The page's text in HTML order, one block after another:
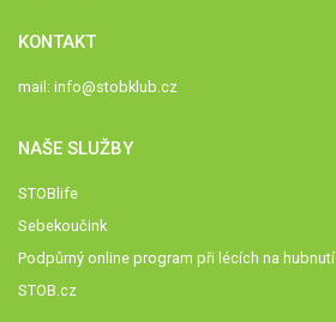
KONTAKT
mail: info@stobklub.cz
NAŠE SLUŽBY
STOBlife
Sebekoučink
Podpůrný online program při lécích na hubnutí
STOB.cz